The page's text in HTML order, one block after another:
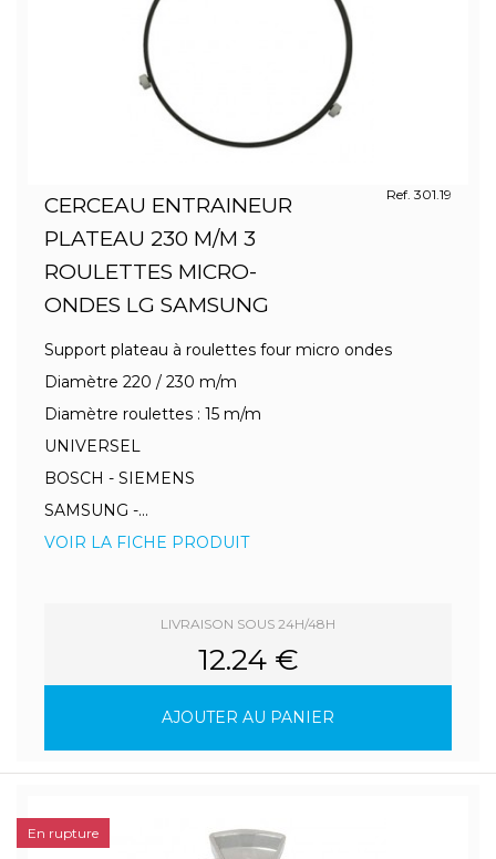
CERCEAU ENTRAINEUR
PLATEAU 230 M/M 3
ROULETTES MICRO-
ONDES LG SAMSUNG
Ref. 301.19
Support plateau à roulettes four micro ondes
Diamètre 220 / 230 m/m
Diamètre roulettes : 15 m/m
UNIVERSEL
BOSCH - SIEMENS
SAMSUNG -...
VOIR LA FICHE PRODUIT
LIVRAISON SOUS 24H/48H
12.24 €
AJOUTER AU PANIER
En rupture